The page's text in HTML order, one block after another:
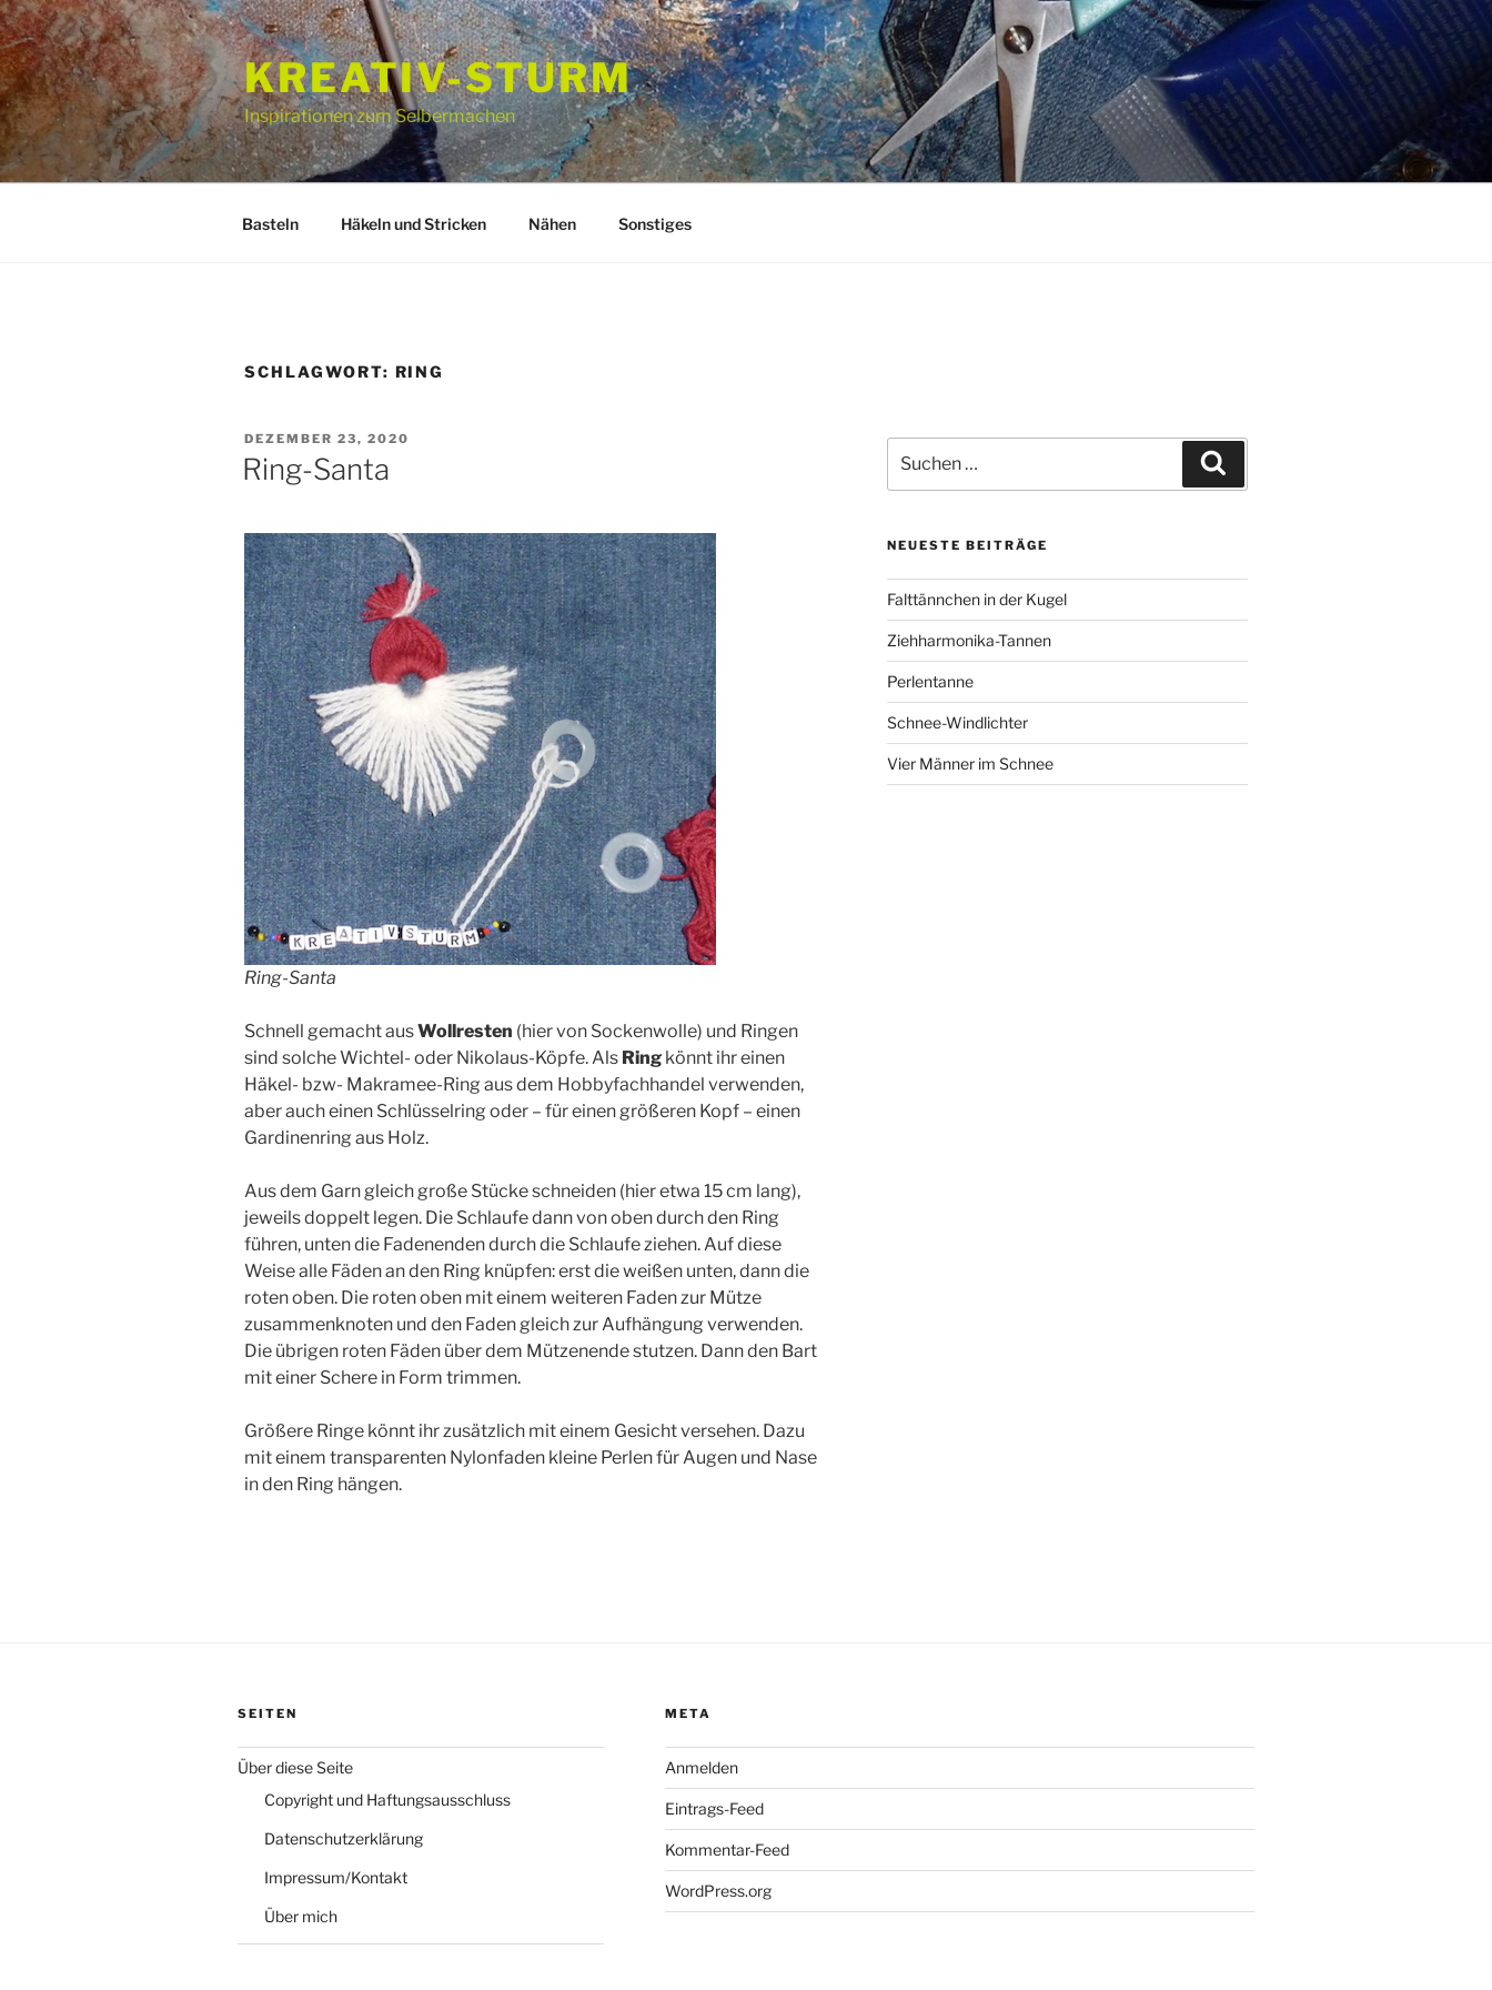
Zum
Inhalt
springen
KREATIV-STURM
Inspirationen zum Selbermachen
Basteln Häkeln und Stricken Nähen Sonstiges
SCHLAGWORT: RING
VERÖFFENTLICHT
AM
DEZEMBER 23, 2020
Ring-Santa
Ring-Santa
Schnell gemacht ausWollresten (hier von Sockenwolle) und Ringen
sind solche Wichtel- oder Nikolaus-Köpfe. Als Ring könnt ihr einen
Häkel- bzw- Makramee-Ring aus dem Hobbyfachhandel verwenden,
aber auch einen Schlüsselring oder – für einen größeren Kopf – einen
Gardinenring aus Holz.
Aus dem Garn gleich große Stücke schneiden (hier etwa 15 cm lang),
jeweils doppelt legen. Die Schlaufe dann von oben durch den Ring
führen, unten die Fadenenden durch die Schlaufe ziehen. Auf diese
Weise alle Fäden an den Ring knüpfen: erst die weißen unten, dann die
roten oben. Die roten oben mit einem weiteren Faden zur Mütze
zusammenknoten und den Faden gleich zur Aufhängung verwenden.
Die übrigen roten Fäden über dem Mützenende stutzen. Dann den Bart
mit einer Schere in Form trimmen.
Größere Ringe könnt ihr zusätzlich mit einem Gesicht versehen. Dazu
mit einem transparenten Nylonfaden kleine Perlen für Augen und Nase
in den Ring hängen.
nach:
NEUESTE BEITRÄGE
Falttännchen in der Kugel
Ziehharmonika-Tannen
Perlentanne
Schnee-Windlichter
Vier Männer im Schnee
SEITEN
Über diese Seite
Copyright und Haftungsausschluss
Datenschutzerklärung
Impressum/Kontakt
Über mich
META
Anmelden
Eintrags-Feed
Kommentar-Feed
WordPress.org